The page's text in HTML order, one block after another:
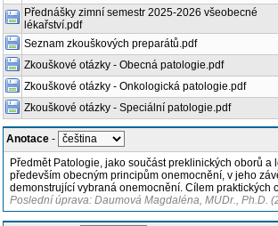
Přednášky zimní semestr 2025-2026 všeobecné
lékařství.pdf
Seznam zkouškových preparátů.pdf
Zkouškové otázky - Obecná patologie.pdf
Zkouškové otázky - Onkologická patologie.pdf
Zkouškové otázky - Speciální patologie.pdf
Anotace -
Předmět Patologie, jako součást preklinických oborů
především obecným principům onemocnění, v jeho
demonstrující vybraná onemocnění. Cílem
Poslední úprava: Daumová Magdaléna, MUDr., Ph.D.